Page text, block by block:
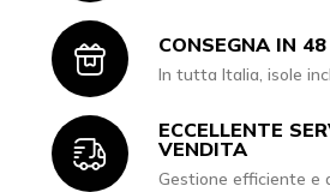
IconCONSEGNA IN 48
In tutta Italia, isole
Icon
ECCELLENTE
VENDITA
Gestione efficiente e